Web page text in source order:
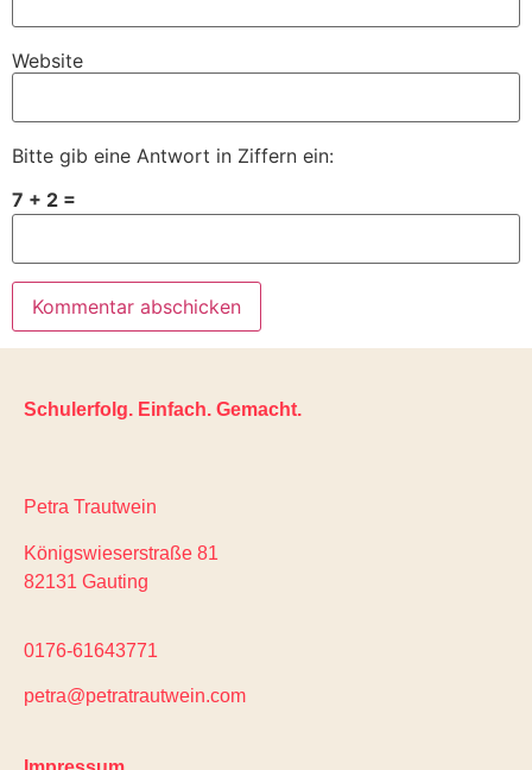
Website
Bitte gib eine Antwort in Ziffern ein:
7 + 2 =
Schulerfolg. Einfach. Gemacht.
Petra Trautwein
Königswieserstraße 81
82131 Gauting
0176-61643771
petra@petratrautwein.com